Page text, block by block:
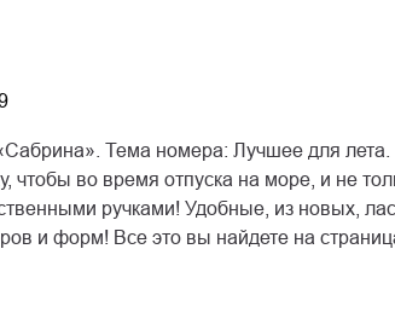
Тема номера: Лучшее для
во время отпуска на море, и не
ручками! Удобные, из новых,
и форм! Все это вы найдете на